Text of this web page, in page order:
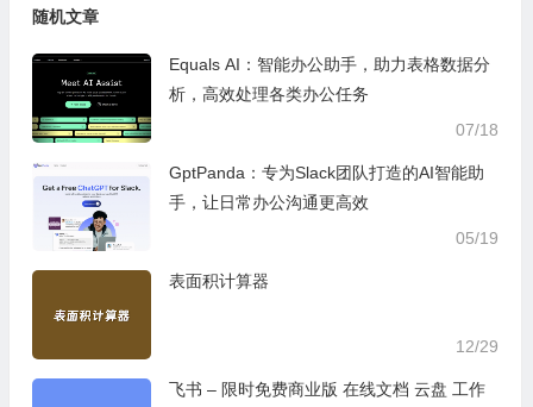
随机文章
Equals AI：智能办公助手，助力表格数据分
析，高效处理各类办公任务
07/18
GptPanda：专为Slack团队打造的AI智能助
手，让日常办公沟通更高效
05/19
表面积计算器
12/29
飞书 – 限时免费商业版 在线文档 云盘 工作